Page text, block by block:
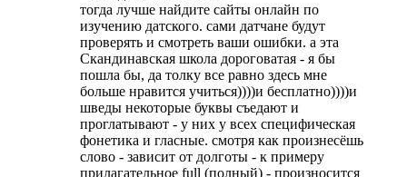
тогда лучше найдите сайты онлайн по
изучению датского. сами датчане будут
проверять и смотреть ваши ошибки. а эта
Скандинавская школа дороговатая - я бы
пошла бы, да толку все равно здесь мне
больше нравится учиться))))и бесплатно))))и
шведы некоторые буквы съедают и
проглатывают - у них у всех специфическая
фонетика и гласные. смотря как произнесёшь
слово - зависит от долготы - к примеру
прилагательное full (полный) - произносится